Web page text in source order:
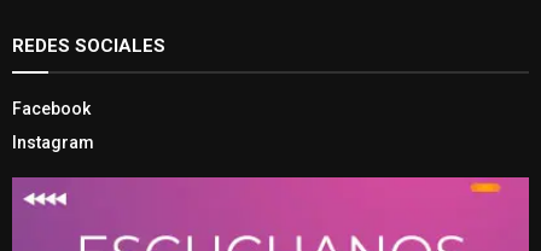
REDES SOCIALES
Facebook
Instagram